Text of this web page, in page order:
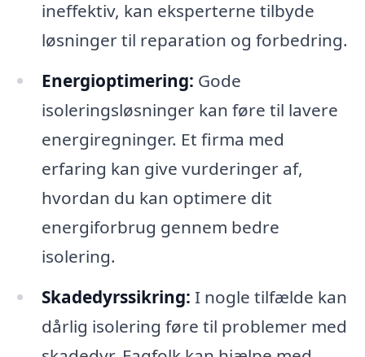
ineffektiv, kan eksperterne tilbyde
løsninger til reparation og forbedring.
Energioptimering: Gode
isoleringsløsninger kan føre til lavere
energiregninger. Et firma med
erfaring kan give vurderinger af,
hvordan du kan optimere dit
energiforbrug gennem bedre
isolering.
Skadedyrssikring: I nogle tilfælde kan
dårlig isolering føre til problemer med